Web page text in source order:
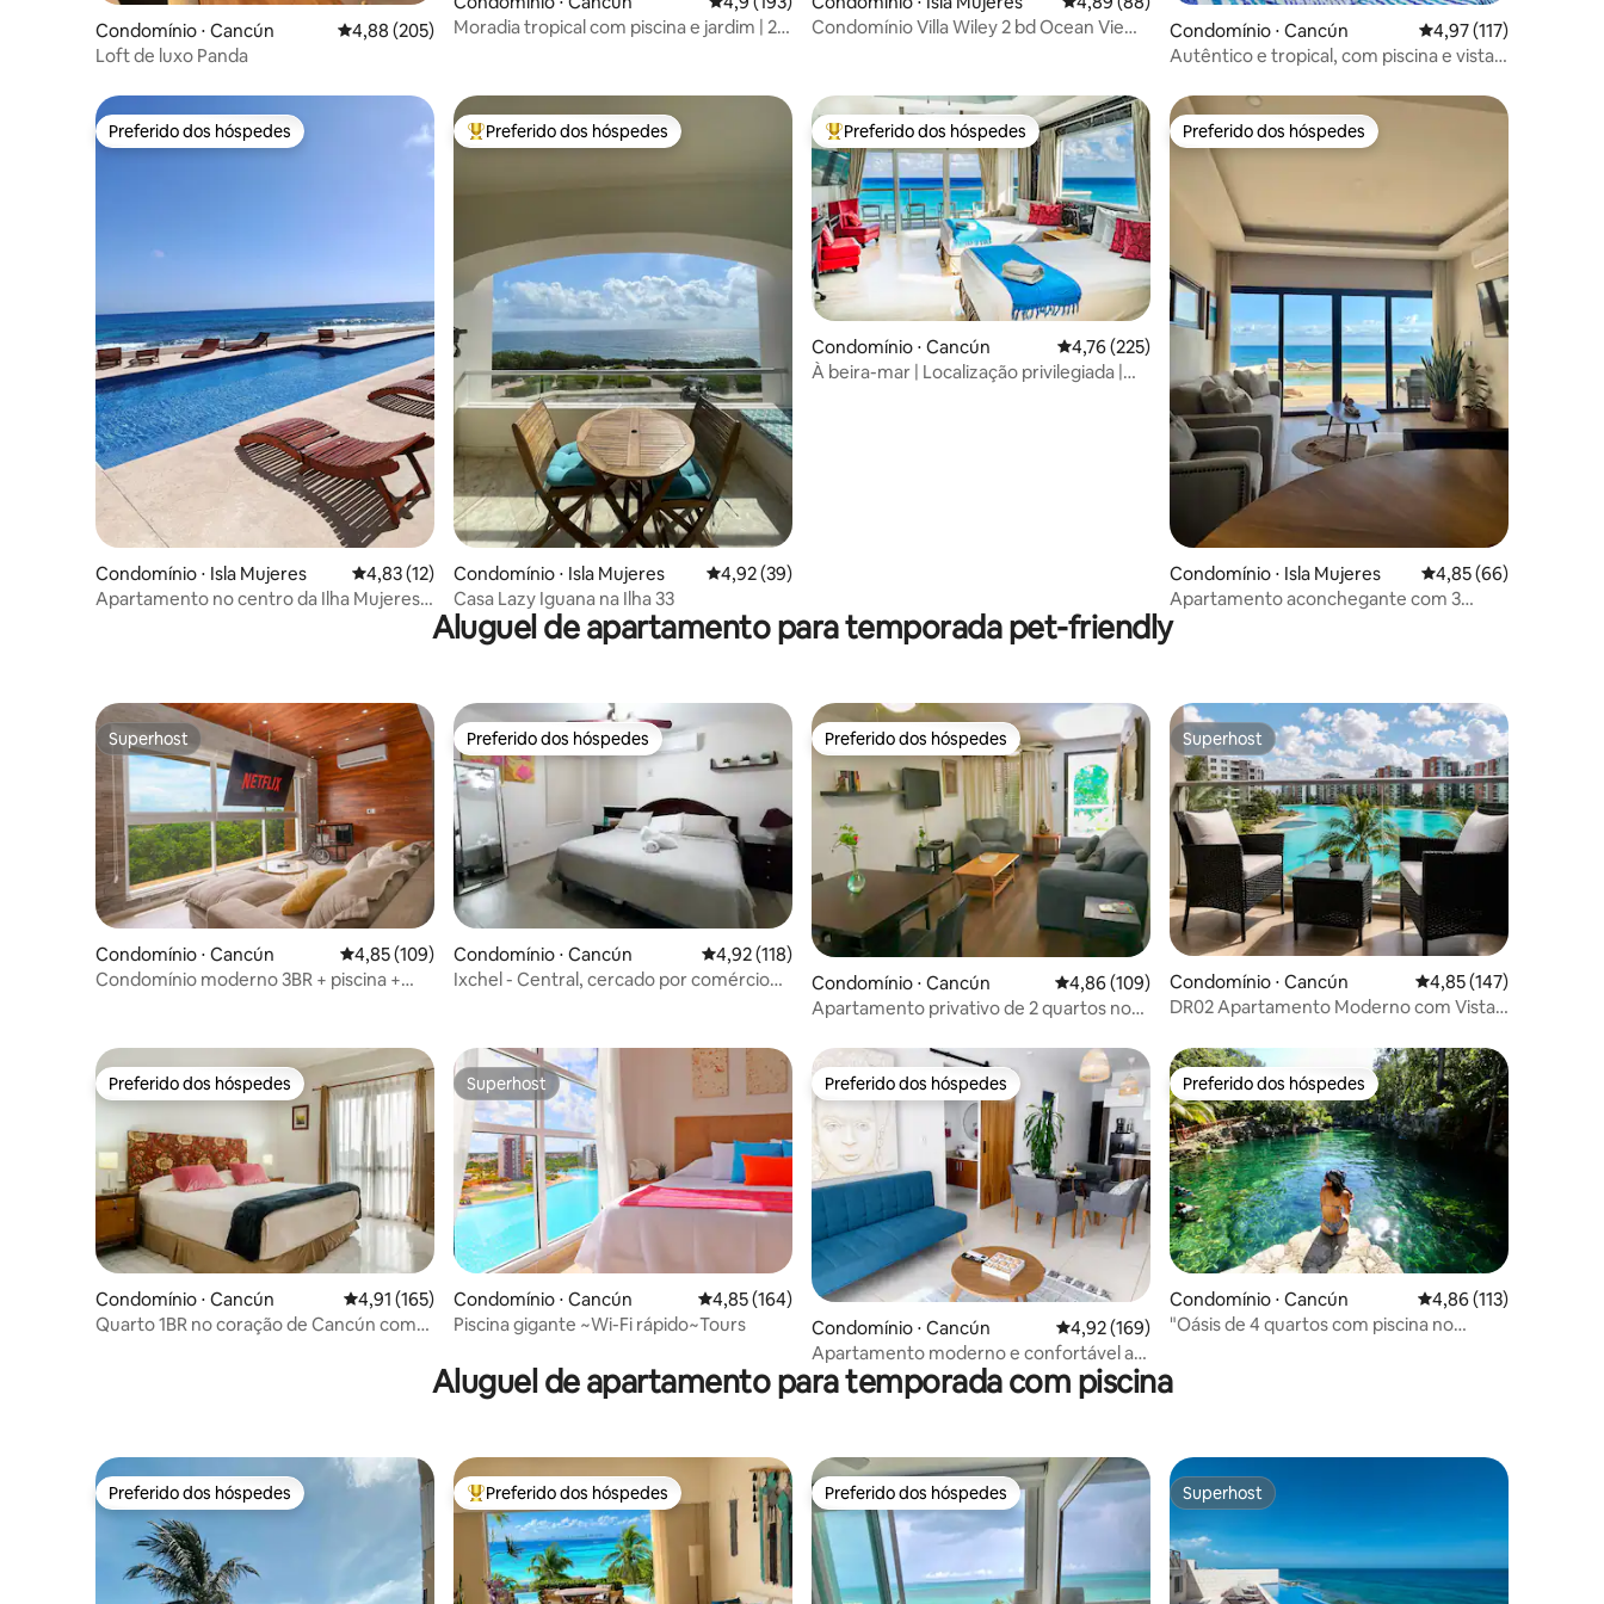
Condomínio ⋅ Cancún 4,88 de uma avaliação média de 5, 205 avaliações
4,88 (205)
Loft de luxo Panda
Moradia tropical com piscina e jardim | 2
Condomínio Villa Wiley 2 bd Ocean View
Condomínio ⋅ Cancún 4,97 de uma avaliação
4,97 (117)
Autêntico e tropical, com piscina e vista
Preferido dos hóspedes
Preferido dos hóspedes
Condomínio ⋅ Isla Mujeres 4,83 de uma avaliação média de 5, 12 avaliações
4,83 (12)
Apartamento no centro da Ilha Mujeres,
Entre os melhores preferidos dos hóspedes
Preferido dos hóspedes
Condomínio ⋅ Isla Mujeres 4,92 de uma avaliação média de 5, 39 avaliações
4,92 (39)
Casa Lazy Iguana na Ilha 33
Entre os melhores preferidos dos hóspedes
Preferido dos hóspedes
Condomínio ⋅ Cancún 4,76 de uma avaliação média de 5, 225 avaliações
4,76 (225)
À beira-mar | Localização privilegiada |
Preferido dos hóspedes
Preferido dos hóspedes
Condomínio ⋅ Isla Mujeres 4,85 de uma
4,85 (66)
Apartamento aconchegante com 3
quartos à beira-mar e Wi-Fi
Aluguel de apartamento para temporada pet-friendly
Superhost
Superhost
Condomínio ⋅ Cancún 4,85 de uma avaliação média de 5, 109 avaliações
4,85 (109)
Condomínio moderno 3BR + piscina +
Preferido dos hóspedes
Preferido dos hóspedes
Condomínio ⋅ Cancún 4,92 de uma avaliação média de 5, 118 avaliações
4,92 (118)
Ixchel - Central, cercado por comércio
Preferido dos hóspedes
Preferido dos hóspedes
Condomínio ⋅ Cancún 4,86 de uma avaliação média de 5, 109 avaliações
4,86 (109)
Apartamento privativo de 2 quartos no
Superhost
Superhost
Condomínio ⋅ Cancún 4,85 de uma avaliação
4,85 (147)
DR02 Apartamento Moderno com Vista
Preferido dos hóspedes
Preferido dos hóspedes
Condomínio ⋅ Cancún 4,91 de uma avaliação média de 5, 165 avaliações
4,91 (165)
Quarto 1BR no coração de Cancún com
Superhost
Superhost
Condomínio ⋅ Cancún 4,85 de uma avaliação média de 5, 164 avaliações
4,85 (164)
Piscina gigante ~Wi-Fi rápido~Tours
Preferido dos hóspedes
Preferido dos hóspedes
Condomínio ⋅ Cancún 4,92 de uma avaliação média de 5, 169 avaliações
4,92 (169)
Apartamento moderno e confortável a
15 minutos do aeroporto
Preferido dos hóspedes
Preferido dos hóspedes
Condomínio ⋅ Cancún 4,86 de uma avaliação
4,86 (113)
"Oásis de 4 quartos com piscina no
Aluguel de apartamento para temporada com piscina
Preferido dos hóspedes
Preferido dos hóspedes Entre os melhores preferidos dos hóspedes
Preferido dos hóspedes Preferido dos hóspedes
Preferido dos hóspedes Superhost
Superhost